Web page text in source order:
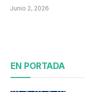
Junio 2, 2026
EN PORTADA